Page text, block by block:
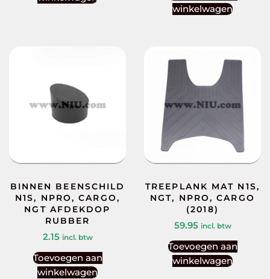
winkelwagen
BINNEN BEENSCHILD
N1S, NPRO, CARGO,
NGT AFDEKDOP
RUBBER
2.15 incl. btw
Toevoegen aan
winkelwagen
TREEPLANK MAT N1S,
NGT, NPRO, CARGO
(2018)
59.95 incl. btw
Toevoegen aan
winkelwagen